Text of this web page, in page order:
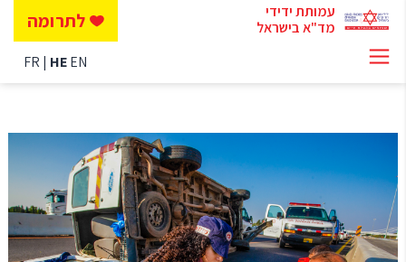
עמותת ידידי
מד"א בישראל
לתרומה
FR HEEN